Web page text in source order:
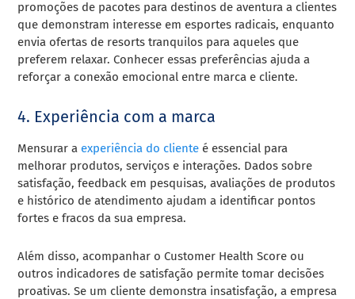
promoções de pacotes para destinos de aventura a clientes
que demonstram interesse em esportes radicais, enquanto
envia ofertas de resorts tranquilos para aqueles que
preferem relaxar. Conhecer essas preferências ajuda a
reforçar a conexão emocional entre marca e cliente.
4. Experiência com a marca
Mensurar a experiência do cliente é essencial para
melhorar produtos, serviços e interações. Dados sobre
satisfação, feedback em pesquisas, avaliações de produtos
e histórico de atendimento ajudam a identificar pontos
fortes e fracos da sua empresa.
Além disso, acompanhar o Customer Health Score ou
outros indicadores de satisfação permite tomar decisões
proativas. Se um cliente demonstra insatisfação, a empresa